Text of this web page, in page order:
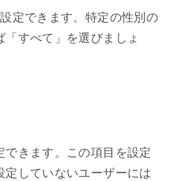
定できます。特定の性別の
すべて」を選びましょ
できます。この項目を設定
していないユーザーには